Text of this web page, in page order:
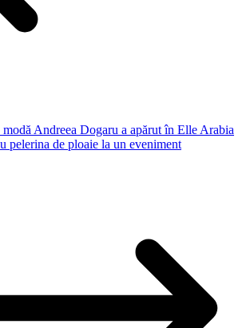
modă Andreea Dogaru a apărut în Elle Arabia
pelerina de ploaie la un eveniment